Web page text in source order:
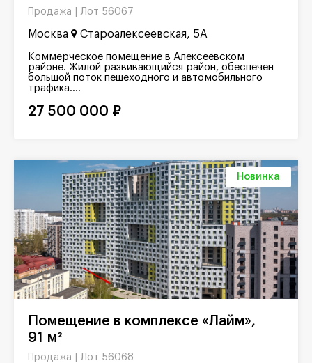
Продажа | Лот 56067
Москва Староалексеевская, 5А
Коммерческое помещение в Алексеевском
районе. Жилой развивающийся район, обеспечен
большой поток пешеходного и автомобильного
трафика....
27 500 000 ₽
Новинка
91 м²
Продажа | Лот 56068